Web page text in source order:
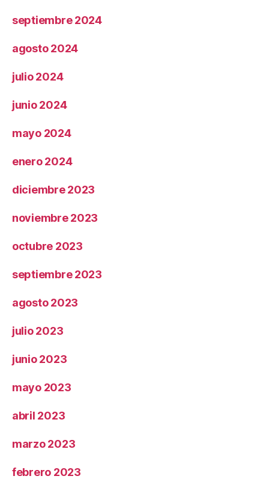
septiembre 2024
agosto 2024
julio 2024
junio 2024
mayo 2024
enero 2024
diciembre 2023
noviembre 2023
octubre 2023
septiembre 2023
agosto 2023
julio 2023
junio 2023
mayo 2023
abril 2023
marzo 2023
febrero 2023